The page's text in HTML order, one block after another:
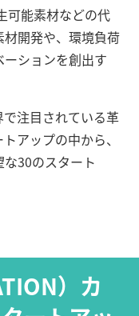
可能素材などの代
開発や、環境負荷
ションを創出す
注目されている革
アップの中から、
30のスタート
）カ